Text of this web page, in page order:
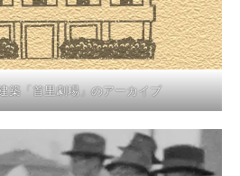
築「首里劇場」のアーカイブ